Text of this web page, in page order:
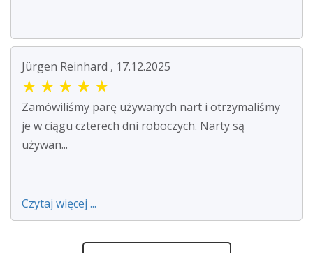
Jürgen Reinhard , 17.12.2025
★ ★ ★ ★ ★
Zamówiliśmy parę używanych nart i otrzymaliśmy
je w ciągu czterech dni roboczych. Narty są
używan...
Czytaj więcej ...